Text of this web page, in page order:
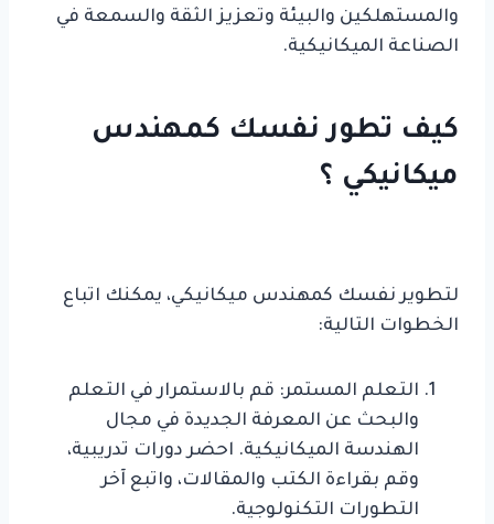
والمستهلكين والبيئة وتعزيز الثقة والسمعة في
الصناعة الميكانيكية.
كيف تطور نفسك كمهندس
ميكانيكي ؟
لتطوير نفسك كمهندس ميكانيكي، يمكنك اتباع
الخطوات التالية:
التعلم المستمر: قم بالاستمرار في التعلم
والبحث عن المعرفة الجديدة في مجال
الهندسة الميكانيكية. احضر دورات تدريبية،
وقم بقراءة الكتب والمقالات، واتبع آخر
التطورات التكنولوجية.